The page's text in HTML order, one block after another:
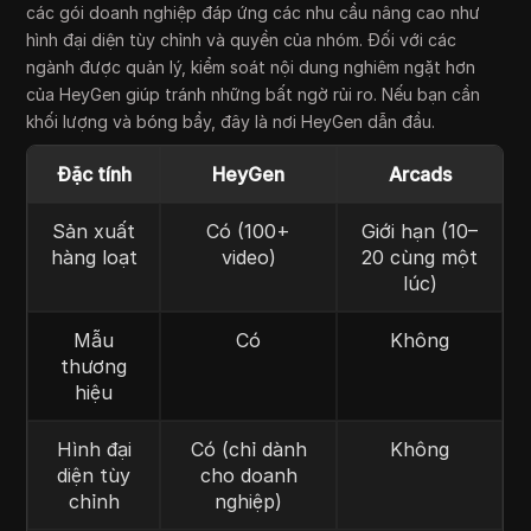
các gói doanh nghiệp đáp ứng các nhu cầu nâng cao như
hình đại diện tùy chỉnh và quyền của nhóm. Đối với các
ngành được quản lý, kiểm soát nội dung nghiêm ngặt hơn
của HeyGen giúp tránh những bất ngờ rủi ro. Nếu bạn cần
khối lượng và bóng bẩy, đây là nơi HeyGen dẫn đầu.
Đặc tính HeyGen Arcads
Sản xuất
hàng loạt
Có (100+
video)
Giới hạn (10–
20 cùng một
lúc)
Mẫu
thương
hiệu
Có Không
Hình đại
diện tùy
chỉnh
Có (chỉ dành
cho doanh
nghiệp)
Không